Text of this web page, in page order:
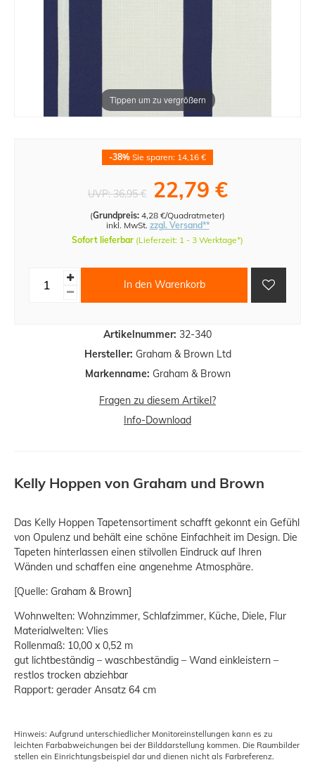
Tippen um zu vergrößern
Artikelnummer: 32-340
Hersteller: Graham & Brown Ltd
Markenname: Graham & Brown
-38% Sie sparen: 14,16 €
UVP:36,95 € 22,79 €
(Grundpreis: 4,28 €/Quadratmeter)
inkl. MwSt. zzgl. Versand**
Sofort lieferbar (Lieferzeit: 1 - 3 Werktage*)
In den Warenkorb
Fragen zu diesem Artikel?
Info-Download
Kelly Hoppen von Graham und Brown
Das Kelly Hoppen Tapetensortiment schafft gekonnt ein Gefühl
von Opulenz und behält eine schöne Einfachheit im Design. Die
Tapeten hinterlassen einen stilvollen Eindruck auf Ihren
Wänden und schaffen eine angenehme Atmosphäre.
[Quelle: Graham & Brown]
Wohnwelten: Wohnzimmer, Schlafzimmer, Küche, Diele, Flur
Materialwelten: Vlies
Rollenmaß: 10,00 x 0,52 m
gut lichtbeständig – waschbeständig – Wand einkleistern –
restlos trocken abziehbar
Rapport: gerader Ansatz 64 cm
Hinweis: Aufgrund unterschiedlicher Monitoreinstellungen kann es zu
leichten Farbabweichungen bei der Bilddarstellung kommen. Die Raumbilder
stellen ein Einrichtungsbeispiel dar und dienen nicht als Farbreferenz.